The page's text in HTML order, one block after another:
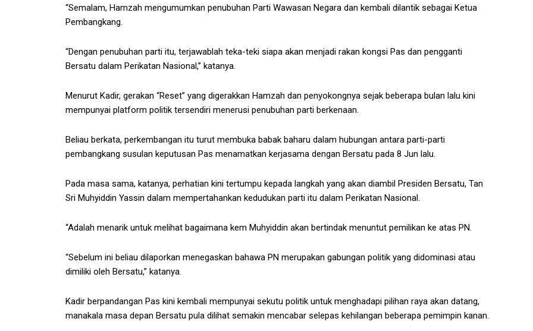
“Semalam, Hamzah mengumumkan penubuhan Parti Wawasan Negara dan kembali dilantik sebagai Ketua
Pembangkang.
“Dengan penubuhan parti itu, terjawablah teka-teki siapa akan menjadi rakan kongsi Pas dan pengganti
Bersatu dalam Perikatan Nasional,” katanya.
Menurut Kadir, gerakan “Reset” yang digerakkan Hamzah dan penyokongnya sejak beberapa bulan lalu kini
mempunyai platform politik tersendiri menerusi penubuhan parti berkenaan.
Beliau berkata, perkembangan itu turut membuka babak baharu dalam hubungan antara parti-parti
pembangkang susulan keputusan Pas menamatkan kerjasama dengan Bersatu pada 8 Jun lalu.
Pada masa sama, katanya, perhatian kini tertumpu kepada langkah yang akan diambil Presiden Bersatu, Tan
Sri Muhyiddin Yassin dalam mempertahankan kedudukan parti itu dalam Perikatan Nasional.
“Adalah menarik untuk melihat bagaimana kem Muhyiddin akan bertindak menuntut pemilikan ke atas PN.
“Sebelum ini beliau dilaporkan menegaskan bahawa PN merupakan gabungan politik yang didominasi atau
dimiliki oleh Bersatu,” katanya.
Kadir berpandangan Pas kini kembali mempunyai sekutu politik untuk menghadapi pilihan raya akan datang,
manakala masa depan Bersatu pula dilihat semakin mencabar selepas kehilangan beberapa pemimpin kanan.